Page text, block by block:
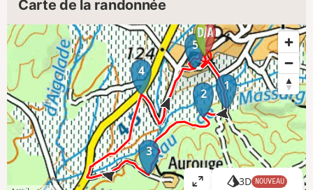
Carte de la randonnée
1
2
3
4
5
3D NOUVEAU